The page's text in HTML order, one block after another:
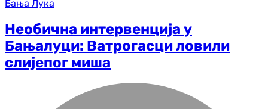
Бања Лука
Необична интервенција у
Бањалуци: Ватрогасци ловили
слијепог миша